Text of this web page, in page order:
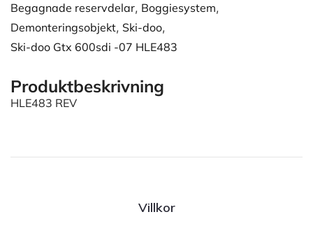
Begagnade reservdelar, Boggiesystem,
Demonteringsobjekt, Ski-doo,
Ski-doo Gtx 600sdi -07 HLE483
Produktbeskrivning
HLE483 REV
Villkor